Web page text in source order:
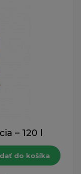
– 120 l
do košíka